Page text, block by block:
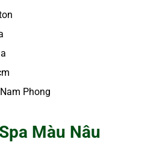
Phong
Màu Nâu